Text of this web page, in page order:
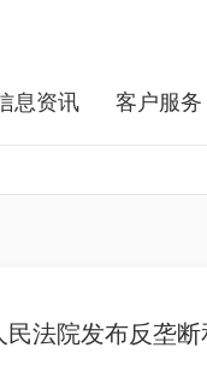
息资讯 客户服务
法院发布反垄